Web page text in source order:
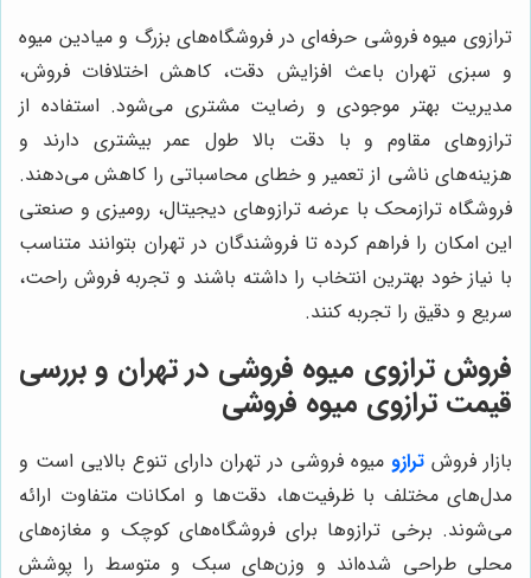
ترازوی میوه فروشی حرفه‌ای در فروشگاه‌های بزرگ و میادین میوه
و سبزی تهران باعث افزایش دقت، کاهش اختلافات فروش،
مدیریت بهتر موجودی و رضایت مشتری می‌شود. استفاده از
ترازوهای مقاوم و با دقت بالا طول عمر بیشتری دارند و
هزینه‌های ناشی از تعمیر و خطای محاسباتی را کاهش می‌دهند.
فروشگاه ترازمحک با عرضه ترازوهای دیجیتال، رومیزی و صنعتی
این امکان را فراهم کرده تا فروشندگان در تهران بتوانند متناسب
با نیاز خود بهترین انتخاب را داشته باشند و تجربه فروش راحت،
سریع و دقیق را تجربه کنند.
فروش ترازوی میوه فروشی در تهران و بررسی
قیمت ترازوی میوه فروشی
بازار فروش ترازو میوه فروشی در تهران دارای تنوع بالایی است و
مدل‌های مختلف با ظرفیت‌ها، دقت‌ها و امکانات متفاوت ارائه
می‌شوند. برخی ترازوها برای فروشگاه‌های کوچک و مغازه‌های
محلی طراحی شده‌اند و وزن‌های سبک و متوسط را پوشش